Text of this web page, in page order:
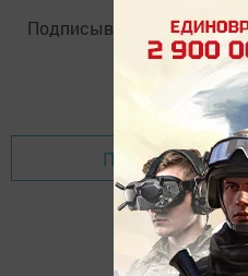
Подписывайтесь на
Перейти на